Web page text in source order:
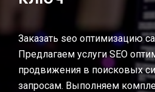
Заказать seo оптимизацию
Предлагаем услуги SEO
продвижения в поисковых
запросам. Выполняем